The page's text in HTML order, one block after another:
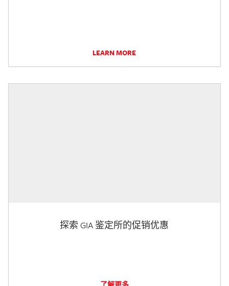
LEARN MORE
探索 GIA 鉴定所的促销优惠